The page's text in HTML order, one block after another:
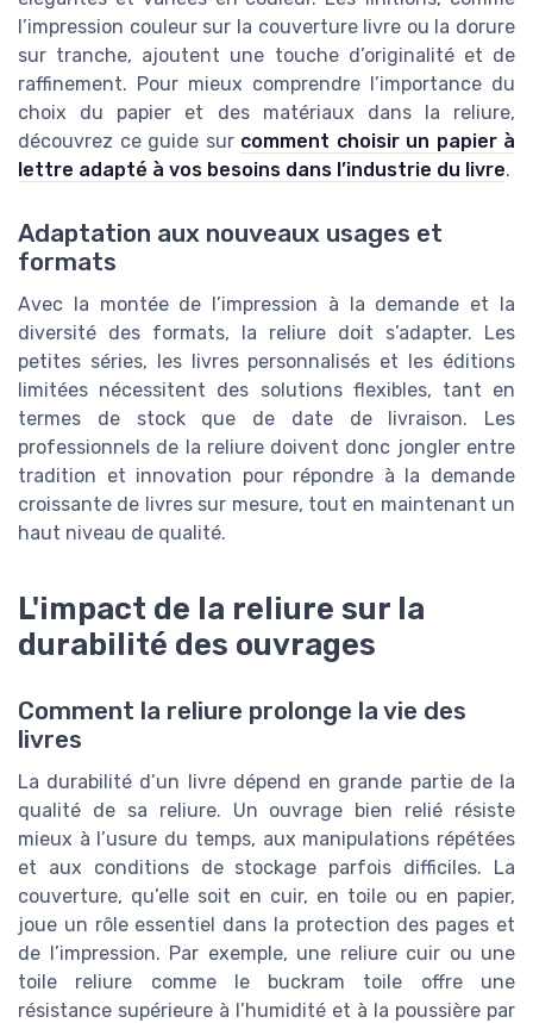
l’impression couleur sur la couverture livre ou la dorure
sur tranche, ajoutent une touche d’originalité et de
raffinement. Pour mieux comprendre l’importance du
choix du papier et des matériaux dans la reliure,
découvrez ce guide sur comment choisir un papier à
lettre adapté à vos besoins dans l’industrie du livre.
Adaptation aux nouveaux usages et
formats
Avec la montée de l’impression à la demande et la
diversité des formats, la reliure doit s’adapter. Les
petites séries, les livres personnalisés et les éditions
limitées nécessitent des solutions flexibles, tant en
termes de stock que de date de livraison. Les
professionnels de la reliure doivent donc jongler entre
tradition et innovation pour répondre à la demande
croissante de livres sur mesure, tout en maintenant un
haut niveau de qualité.
L'impact de la reliure sur la
durabilité des ouvrages
Comment la reliure prolonge la vie des
livres
La durabilité d’un livre dépend en grande partie de la
qualité de sa reliure. Un ouvrage bien relié résiste
mieux à l’usure du temps, aux manipulations répétées
et aux conditions de stockage parfois difficiles. La
couverture, qu’elle soit en cuir, en toile ou en papier,
joue un rôle essentiel dans la protection des pages et
de l’impression. Par exemple, une reliure cuir ou une
toile reliure comme le buckram toile offre une
résistance supérieure à l’humidité et à la poussière par